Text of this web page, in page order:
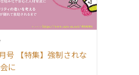
号 【特集】強制されな
に